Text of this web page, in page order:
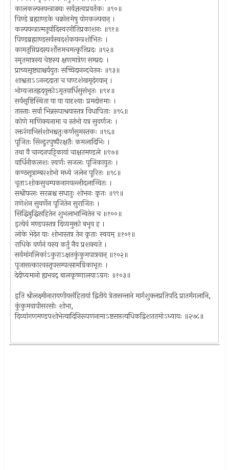
कालकल्पनयन्त्राढ्यः सर्वज्ञत्वप्रवर्तकः ॥९०॥
पिण्डे ब्रह्माण्डके चक्रोत्तमेषु योगकल्पवान् ।
कल्पयन्त्रात्मतूर्यादिस्वरगीतिप्रकाशनः ॥९१॥
पिण्डब्रह्माण्डसर्वस्वदर्शकयन्त्रशोभितः ।
कामतृप्तिप्रदस्पर्शोत्तमचमत्कृतिप्रदः ॥९२॥
स्मृतमात्रस्य चेष्टस्य क्षणमात्रेण सम्प्रदः ।
प्राच्यसृष्ट्याश्चर्ययुतः सच्चिदानन्दचेतनः ॥९३॥
शाश्वताऽऽनन्ददाता च घण्टशंखमृदंगवान् ।
भोग्यजातह्रदयुक्तोऽमृतवार्धिसुसंभृतः ॥९४॥
सर्वसृष्टिस्थिता या या यादृश्याः प्रमदोत्तमाः ।
तास्ताः सर्वा भिन्नरूपाश्रयास्तत्र विधापिताः ॥९५॥
कोणे माणिक्यनामा च स्तंभो यत्र सुवर्णजः ।
रक्तरंगाभिसंशोभश्चतुःकर्णसुमस्तकः ॥९६॥
पूजितः सिन्दूरपुष्पैरक्षतैः कमलादिभिः ।
तथा वै चान्दनपट्टिकायां चाक्षतमण्डले ॥९७॥
वार्धिनीकलशः स्वर्णः सजलः पूजिकायुतः ।
कण्ठसूत्राम्बरशोभो मध्ये जलेन पूरितः ॥९८॥
चूताऽशोकसुचम्पकनागवल्लीदलान्वितः ।
सश्रीफलः सरत्नश्च सधातुः शोभनः कृतः ॥९९॥
गणेशेन सुवर्णेन पूजितेन सुराजितः ।
सिद्धिबुद्धिसहितेन शुभलाभान्वितेन च ॥१००॥
इत्येवं मण्डपस्तत्र दिव्यमुक्तो बभूव ह ।
लोके भेदेन याः शोभास्तत्र तेन कृताः स्वयम् ॥१०१॥
राधिके वर्णनं यस्य कर्तुं नैव प्रशक्यते ।
सर्वमांगलिकांऽकुराऽक्षतकुंकुमपात्रवान् ॥१०२॥
पूजासत्कारवस्तूपसम्पत्सामग्रिकाभृतः ।
देदीप्यमानो ह्यभवद् बालकृष्णालयाऽग्रगः ॥१०३॥
इति श्रीलक्ष्मीनारायणीयसंहितायां द्वितीये त्रेतासन्ताने मार्गशुक्लप्रतिपदि प्रातर्मंगलानि,
कुंकुमवापीसरसोः शोभा,
दिव्यांगणमण्डपशोभेत्यादिनिरूपणनामाऽष्टसप्तत्यधिकद्विशततमोऽध्यायः ॥२७८॥